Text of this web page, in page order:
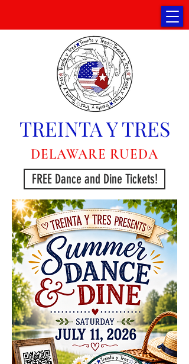
TREINTA Y TRES
DELAWARE RUEDA
FREE Dance and Dine Tickets!